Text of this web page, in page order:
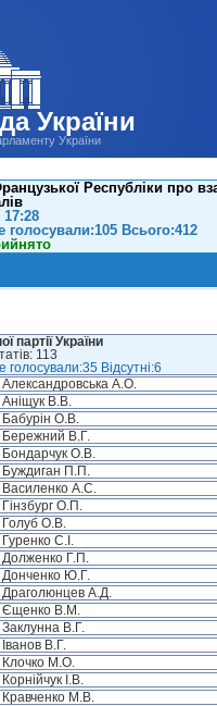
України
України
Республіки про
17:28
Всього:412
партії України
113
Відсутні:6
Александровська А.О.
Аніщук В.В.
Бабурін О.В.
Бережний В.Г.
Бондарчук О.В.
Буждиган П.П.
Василенко А.С.
Гінзбург О.П.
Голуб О.В.
Гуренко С.І.
Долженко Г.П.
Донченко Ю.Г.
Драголюнцев А.Д.
Єщенко В.М.
Заклунна В.Г.
Іванов В.Г.
Клочко М.О.
Корнійчук І.В.
Кравченко М.В.